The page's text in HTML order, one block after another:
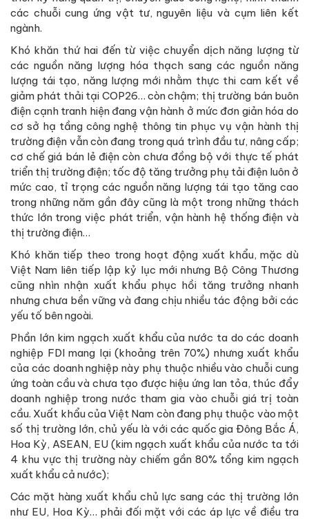
các chuỗi cung ứng vật tư, nguyên liệu và cụm liên kết
ngành.
Khó khăn thứ hai đến từ việc chuyển dịch năng lượng từ
các nguồn năng lượng hóa thạch sang các nguồn năng
lượng tái tạo, năng lượng mới nhằm thực thi cam kết về
giảm phát thải tại COP26… còn chậm; thị trường bán buôn
điện cạnh tranh hiện đang vận hành ở mức đơn giản hóa do
cơ sở hạ tầng công nghệ thông tin phục vụ vận hành thị
trường điện vẫn còn đang trong quá trình đầu tư, nâng cấp;
cơ chế giá bán lẻ điện còn chưa đồng bộ với thực tế phát
triển thị trường điện; tốc độ tăng trưởng phụ tải điện luôn ở
mức cao, tỉ trọng các nguồn năng lượng tái tạo tăng cao
trong những năm gần đây cũng là một trong những thách
thức lớn trong việc phát triển, vận hành hệ thống điện và
thị trường điện…
Khó khăn tiếp theo trong hoạt động xuất khẩu, mặc dù
Việt Nam liên tiếp lập kỷ lục mới nhưng Bộ Công Thương
cũng nhìn nhận xuất khẩu phục hồi tăng trưởng nhanh
nhưng chưa bền vững và đang chịu nhiều tác động bởi các
yếu tố bên ngoài.
Phần lớn kim ngạch xuất khẩu của nước ta do các doanh
nghiệp FDI mang lại (khoảng trên 70%) nhưng xuất khẩu
của các doanh nghiệp này phụ thuộc nhiều vào chuỗi cung
ứng toàn cầu và chưa tạo được hiệu ứng lan tỏa, thúc đẩy
doanh nghiệp trong nước tham gia vào chuỗi giá trị toàn
cầu. Xuất khẩu của Việt Nam còn đang phụ thuộc vào một
số thị trường lớn, chủ yếu là với các quốc gia Đông Bắc Á,
Hoa Kỳ, ASEAN, EU (kim ngạch xuất khẩu của nước ta tới
4 khu vực thị trường này chiếm gần 80% tổng kim ngạch
xuất khẩu cả nước);
Các mặt hàng xuất khẩu chủ lực sang các thị trường lớn
như EU, Hoa Kỳ… phải đối mặt với các áp lực về điều tra